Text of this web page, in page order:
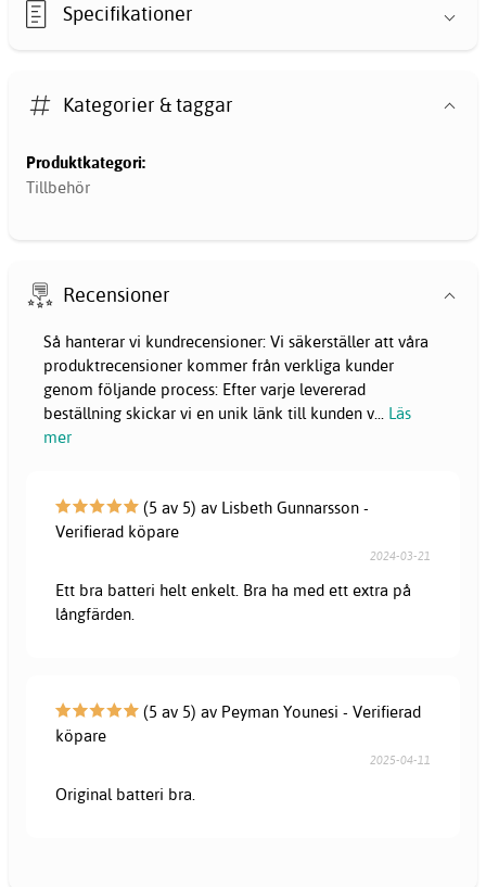
Specifikationer
Kategorier & taggar
Produktkategori:
Tillbehör
Recensioner
Så hanterar vi kundrecensioner: Vi säkerställer att våra
produktrecensioner kommer från verkliga kunder
genom följande process: Efter varje levererad
beställning skickar vi en unik länk till kunden v... Läs
mer
(5 av 5) av Lisbeth Gunnarsson -
Verifierad köpare
2024-03-21
Ett bra batteri helt enkelt. Bra ha med ett extra på
långfärden.
(5 av 5) av Peyman Younesi - Verifierad
köpare
2025-04-11
Original batteri bra.